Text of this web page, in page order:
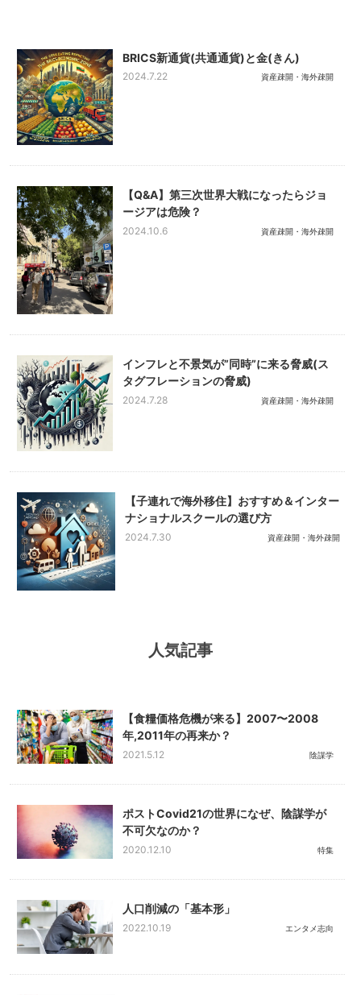
BRICS新通貨(共通通貨)と金(きん)
2024.7.22 資産疎開・海外疎開
【Q&A】第三次世界大戦になったらジョ
ージアは危険？
2024.10.6 資産疎開・海外疎開
インフレと不景気が”同時”に来る脅威(ス
タグフレーションの脅威)
2024.7.28 資産疎開・海外疎開
【子連れで海外移住】おすすめ＆インター
ナショナルスクールの選び方
2024.7.30 資産疎開・海外疎開
人気記事
【食糧価格危機が来る】2007〜2008
年,2011年の再来か？
2021.5.12 陰謀学
ポストCovid21の世界になぜ、陰謀学が
不可欠なのか？
2020.12.10 特集
人口削減の「基本形」
2022.10.19 エンタメ志向